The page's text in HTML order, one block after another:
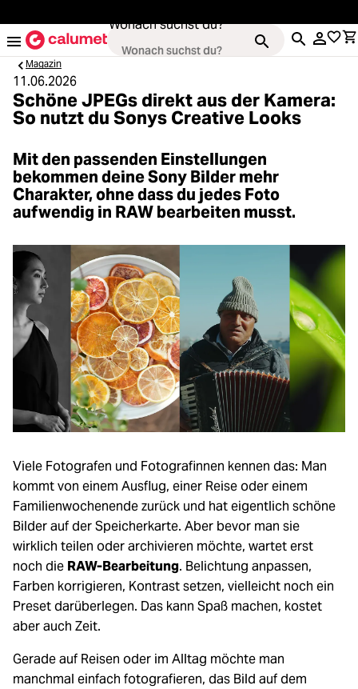
Wonach suchst du?
Kameras
Loading... Objektive
Loading... Video & Drohnen
Loading... Stative & Gimbals
Loading... Taschen
Loading... Zubehör
Loading... Licht & Studio
Loading...
Loading... Ferngläser
Loading... Second Hand
Loading... SALE
Loading...
Magazin
11.06.2026
Schöne JPEGs direkt aus der Kamera:
So nutzt du Sonys Creative Looks
Mit den passenden Einstellungen
bekommen deine Sony Bilder mehr
Charakter, ohne dass du jedes Foto
aufwendig in RAW bearbeiten musst.
Viele Fotografen und Fotografinnen kennen das: Man
kommt von einem Ausflug, einer Reise oder einem
Familienwochenende zurück und hat eigentlich schöne
Bilder auf der Speicherkarte. Aber bevor man sie
wirklich teilen oder archivieren möchte, wartet erst
noch die RAW-Bearbeitung. Belichtung anpassen,
Farben korrigieren, Kontrast setzen, vielleicht noch ein
Preset darüberlegen. Das kann Spaß machen, kostet
aber auch Zeit.
Gerade auf Reisen oder im Alltag möchte man
manchmal einfach fotografieren, das Bild auf dem